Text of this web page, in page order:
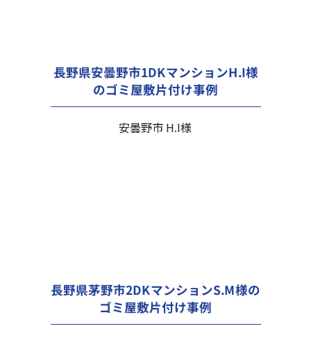
長野県安曇野市1DKマンションH.I様
のゴミ屋敷片付け事例
安曇野市 H.I様
長野県茅野市2DKマンションS.M様の
ゴミ屋敷片付け事例